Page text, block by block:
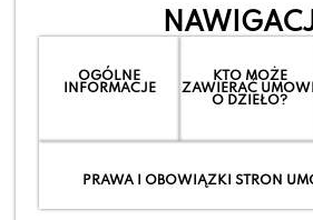
OGÓLNE
INFORMACJE
KTO MOŻE
ZAWIERAĆ
O DZIEŁO?
PRAWA I OBOWIĄZKI STRON